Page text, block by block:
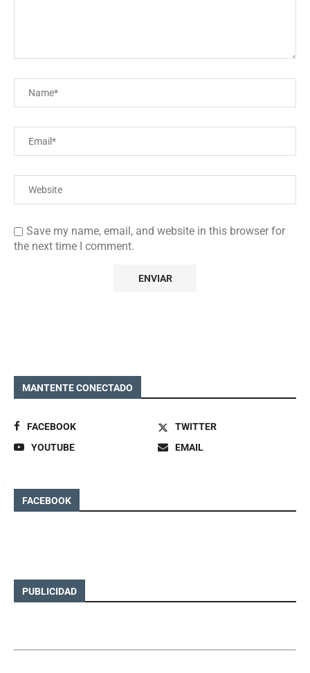
Save my name, email, and website in this browser for
the next time I comment.
MANTENTE CONECTADO
FACEBOOK
TWITTER
YOUTUBE
EMAIL
FACEBOOK
PUBLICIDAD